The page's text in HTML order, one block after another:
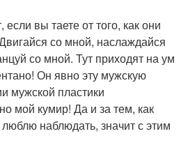
вы таете от того, как они
со мной, наслаждайся
со мной. Тут приходят на ум
Он явно эту мужскую
мужской пластики
мой кумир! Да и за тем, как
наблюдать, значит с этим